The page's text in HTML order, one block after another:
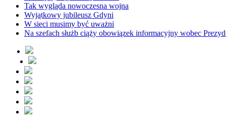
Tak wygląda nowoczesna wojna
Wyjątkowy jubileusz Gdyni
W sieci musimy być uważni
Na szefach służb ciąży obowiązek informacyjny wobec